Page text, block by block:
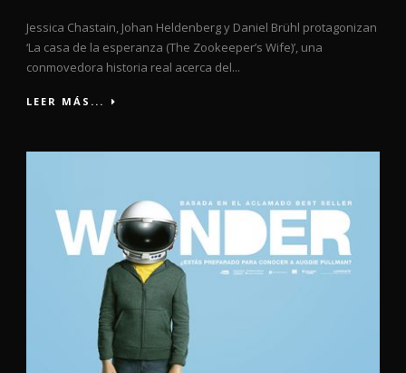
Jessica Chastain, Johan Heldenberg y Daniel Brühl protagonizan
‘La casa de la esperanza (The Zookeeper’s Wife)’, una
conmovedora historia real acerca del...
LEER MÁS...